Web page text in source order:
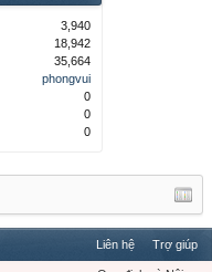
3,940
18,942
35,664
phongvui
0
0
0
Liên hệ Trợ giúp